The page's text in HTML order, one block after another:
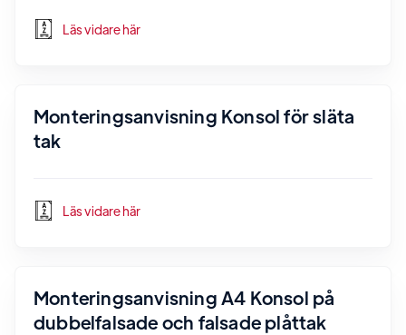
Läs vidare här
Monteringsanvisning Konsol för släta
tak
Läs vidare här
Monteringsanvisning A4 Konsol på
dubbelfalsade och falsade plåttak